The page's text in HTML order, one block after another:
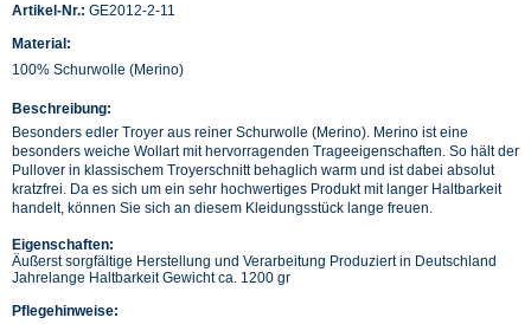
Artikel-Nr.: GE2012-2-11
Material:
100% Schurwolle (Merino)
Beschreibung:
Besonders edler Troyer aus reiner Schurwolle (Merino). Merino ist eine
besonders weiche Wollart mit hervorragenden Trageeigenschaften. So hält der
Pullover in klassischem Troyerschnitt behaglich warm und ist dabei absolut
kratzfrei. Da es sich um ein sehr hochwertiges Produkt mit langer Haltbarkeit
handelt, können Sie sich an diesem Kleidungsstück lange freuen.
Eigenschaften:
Äußerst sorgfältige Herstellung und Verarbeitung Produziert in Deutschland
Jahrelange Haltbarkeit Gewicht ca. 1200 gr
Pflegehinweise: